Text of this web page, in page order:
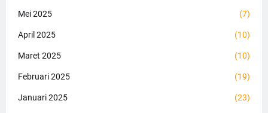
Mei 2025 (7)
April 2025 (10)
Maret 2025 (10)
Februari 2025 (19)
Januari 2025 (23)